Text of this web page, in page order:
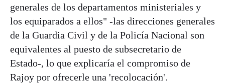
generales de los departamentos ministeriales y
los equiparados a ellos" -las direcciones generales
de la Guardia Civil y de la Policía Nacional son
equivalentes al puesto de subsecretario de
Estado-, lo que explicaría el compromiso de
Rajoy por ofrecerle una 'recolocación'.